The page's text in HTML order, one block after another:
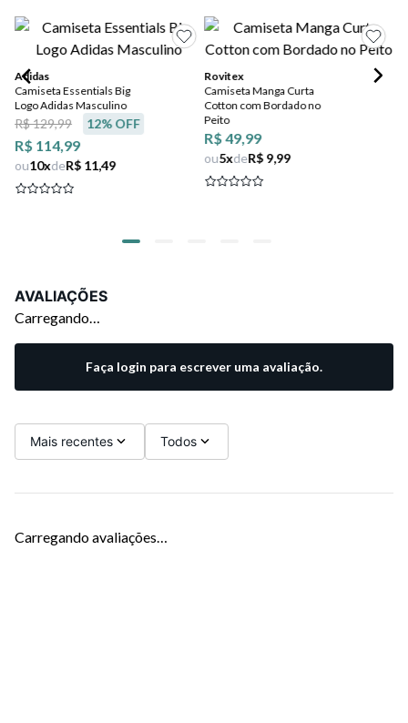
Adidas
Camiseta Essentials Big
Logo Adidas Masculino
R$ 114,99
R$ 129,99 12% OFF
ou10xdeR$ 11,49
Rovitex
Camiseta Manga Curta
Cotton com Bordado no
Peito
R$ 49,99
ou5xdeR$ 9,99
AVALIAÇÕES
Carregando…
Faça login para escrever uma avaliação.
Mais recentes Todos
Carregando avaliações…